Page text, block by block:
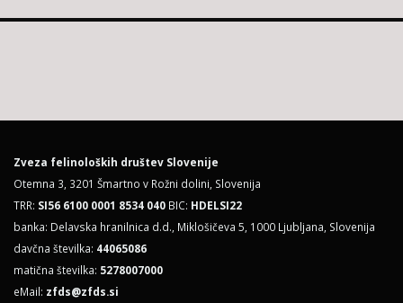
Zveza felinoloških društev Slovenije
Otemna 3, 3201 Šmartno v Rožni dolini, Slovenija
TRR: SI56 6100 0001 8534 040 BIC: HDELSI22
banka: Delavska hranilnica d.d., Miklošičeva 5, 1000 Ljubljana, Slovenija
davčna številka: 44065086
matična številka: 5278007000
eMail: zfds@zfds.si